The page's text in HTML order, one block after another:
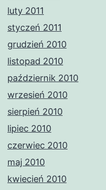
luty 2011
styczeń 2011
grudzień 2010
listopad 2010
październik 2010
wrzesień 2010
sierpień 2010
lipiec 2010
czerwiec 2010
maj 2010
kwiecień 2010